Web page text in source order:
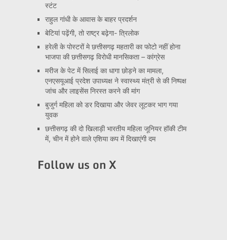
स्टंट
राहुल गांधी के आवास के बाहर प्रदर्शन
बेटियां पढ़ेंगी, तो राष्ट्र बढ़ेगा- त्रिलोक
हरेली के पोस्टरों मे छत्तीसगढ़ महतारी का फोटो नहीं होना
भाजपा की छत्तीसगढ़ विरोधी मानसिकता – कांग्रेस
मरीज के पेट में सिलाई का धागा छोड़ने का मामला,
एनएसयूआई प्रदेश उपाध्यक्ष ने स्वास्थ्य मंत्री से की निष्पक्ष
जांच और लाइसेंस निरस्त करने की मांग
बुजुर्ग महिला को डर दिखाया और जेवर लूटकर भाग गया
युवक
छत्तीसगढ़ की दो खिलाड़ी भारतीय महिला जूनियर हॉकी टीम
में, चीन में होने वाले एशिया कप में दिखाएंगी दम
Follow us on X